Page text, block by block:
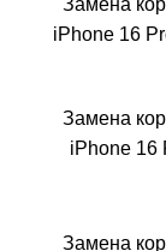
iPhone 16
Замена
iPhone 16
Замена